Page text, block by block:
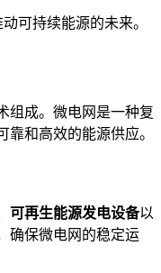
可持续能源的未来。
组成。微电网是一种复
和高效的能源供应。
可再生能源发电设备以
确保微电网的稳定运